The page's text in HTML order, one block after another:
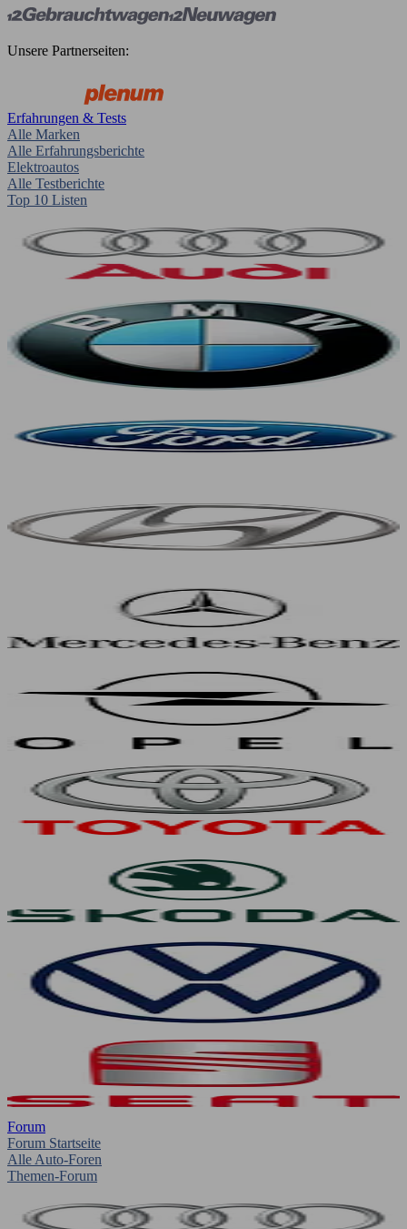
Unsere Partnerseiten:
Erfahrungen & Tests
Alle Marken
Alle Erfahrungsberichte
Elektroautos
Alle Testberichte
Top 10 Listen
Forum
Forum Startseite
Alle Auto-Foren
Themen-Forum